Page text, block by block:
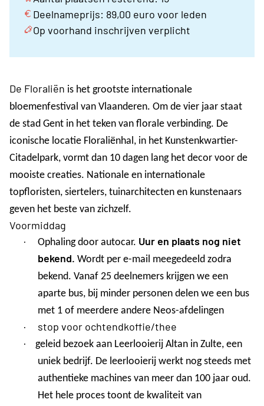
Deelnameprijs: 89,00 euro voor leden
Op voorhand inschrijven verplicht
De Floraliën is het grootste internationale
bloemenfestival van Vlaanderen. Om de vier jaar staat
de stad Gent in het teken van florale verbinding. De
iconische locatie Floraliënhal, in het Kunstenkwartier-
Citadelpark, vormt dan 10 dagen lang het decor voor de
mooiste creaties. Nationale en internationale
topfloristen, siertelers, tuinarchitecten en kunstenaars
geven het beste van zichzelf.
Voormiddag
· Ophaling door autocar. Uur en plaats nog niet
bekend. Wordt per e-mail meegedeeld zodra
bekend. Vanaf 25 deelnemers krijgen we een
aparte bus, bij minder personen delen we een bus
met 1 of meerdere andere Neos-afdelingen
· stop voor ochtendkoffie/thee
· geleid bezoek aan Leerlooierij Altan in Zulte, een
uniek bedrijf. De leerlooierij werkt nog steeds met
authentieke machines van meer dan 100 jaar oud.
Het hele proces toont de kwaliteit van